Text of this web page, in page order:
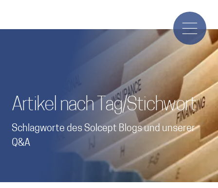
Artikel nach Tag/Stichwort
Schlagworte des Solcept Blogs und unserer
Q&A